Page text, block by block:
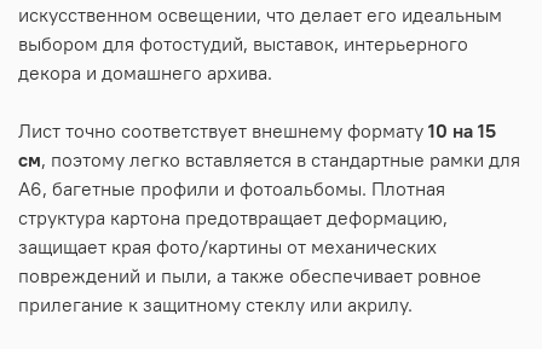
искусственном освещении, что делает его идеальным
выбором для фотостудий, выставок, интерьерного
декора и домашнего архива.
Лист точно соответствует внешнему формату 10 на 15
см, поэтому легко вставляется в стандартные рамки для
А6, багетные профили и фотоальбомы. Плотная
структура картона предотвращает деформацию,
защищает края фото/картины от механических
повреждений и пыли, а также обеспечивает ровное
прилегание к защитному стеклу или акрилу.